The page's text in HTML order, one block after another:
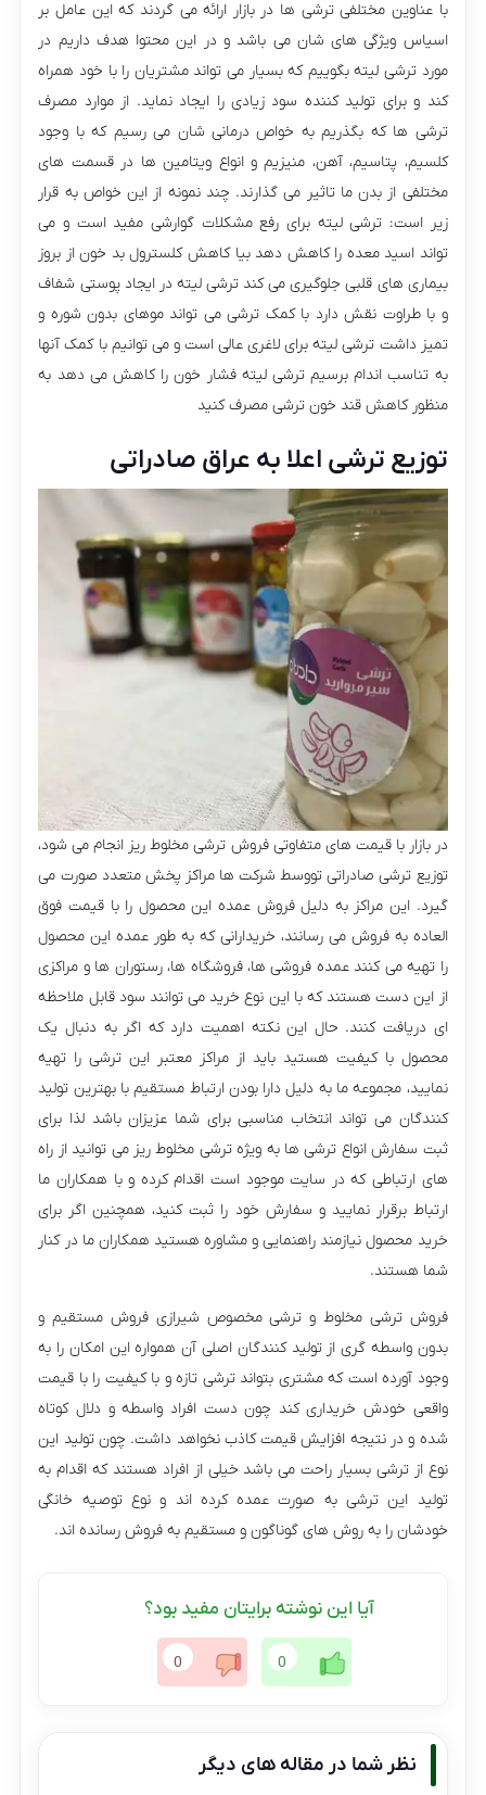
با عناوین مختلفی ترشی ها در بازار ارائه می گردند که این عامل بر
اسیاس ویژگی های شان می باشد و در این محتوا هدف داریم در
مورد ترشی لیته بگوییم که بسیار می تواند مشتریان را با خود همراه
کند و برای تولید کننده سود زیادی را ایجاد نماید. از موارد مصرف
ترشی ها که بگذریم به خواص درمانی شان می رسیم که با وجود
کلسیم، پتاسیم، آهن، منیزیم و انواع ویتامین ها در قسمت های
مختلفی از بدن ما تاثیر می گذارند. چند نمونه از این خواص به قرار
زیر است: ترشی لیته برای رفع مشکلات گوارشی مفید است و می
تواند اسید معده را کاهش دهد بیا کاهش کلسترول بد خون از بروز
بیماری های قلبی جلوگیری می کند ترشی لیته در ایجاد پوستی شفاف
و با طراوت نقش دارد با کمک ترشی می تواند موهای بدون شوره و
تمیز داشت ترشی لیته برای لاغری عالی است و می توانیم با کمک آنها
به تناسب اندام برسیم ترشی لیته فشار خون را کاهش می دهد به
منظور کاهش قند خون ترشی مصرف کنید
توزیع ترشی اعلا به عراق صادراتی
در بازار با قیمت های متفاوتی فروش ترشی مخلوط ریز انجام می شود،
توزیع ترشی صادراتی تووسط شرکت ها مراکز پخش متعدد صورت می
گیرد. این مراکز به دلیل فروش عمده این محصول را با قیمت فوق
العاده به فروش می رسانند، خریدارانی که به طور عمده این محصول
را تهیه می کنند عمده فروشی ها، فروشگاه ها، رستوران ها و مراکزی
از این دست هستند که با این نوع خرید می توانند سود قابل ملاحظه
ای دریافت کنند. حال این نکته اهمیت دارد که اگر به دنبال یک
محصول با کیفیت هستید باید از مراکز معتبر این ترشی را تهیه
نمایید، مجموعه ما به دلیل دارا بودن ارتباط مستقیم با بهترین تولید
کنندگان می تواند انتخاب مناسبی برای شما عزیزان باشد لذا برای
ثبت سفارش انواع ترشی ها به ویژه ترشی مخلوط ریز می توانید از راه
های ارتباطی که در سایت موجود است اقدام کرده و با همکاران ما
ارتباط برقرار نمایید و سفارش خود را ثبت کنید، همچنین اگر برای
خرید محصول نیازمند راهنمایی و مشاوره هستید همکاران ما در کنار
شما هستند.
فروش ترشی مخلوط و ترشی مخصوص شیرازی فروش مستقیم و
بدون واسطه گری از تولید کنندگان اصلی آن همواره این امکان را به
وجود آورده است که مشتری بتواند ترشی تازه و با کیفیت را با قیمت
واقعی خودش خریداری کند چون دست افراد واسطه و دلال کوتاه
شده و در نتیجه افزایش قیمت کاذب نخواهد داشت. چون تولید این
نوع از ترشی بسیار راحت می باشد خیلی از افراد هستند که اقدام به
تولید این ترشی به صورت عمده کرده اند و نوع توصیه خانگی
خودشان را به روش های گوناگون و مستقیم به فروش رسانده اند.
آیا این نوشته برایتان مفید بود؟
0
0
نظر شما در مقاله های دیگر